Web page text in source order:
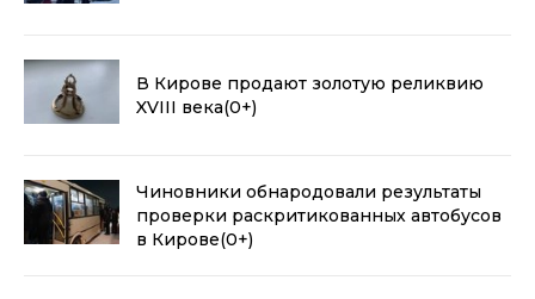
В Кирове продают золотую реликвию
XVIII века(0+)
Чиновники обнародовали результаты
проверки раскритикованных автобусов
в Кирове(0+)